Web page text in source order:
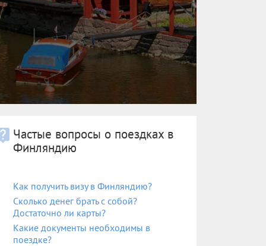
Частые вопросы о поездках в
Финляндию
Как получить визу в Финляндию?
Сколько денег брать с собой?
Достаточно ли карты?
Какие документы необходимы в
поездке?